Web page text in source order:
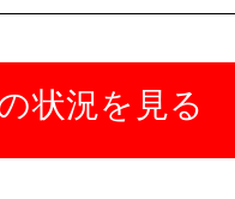
状況を見る